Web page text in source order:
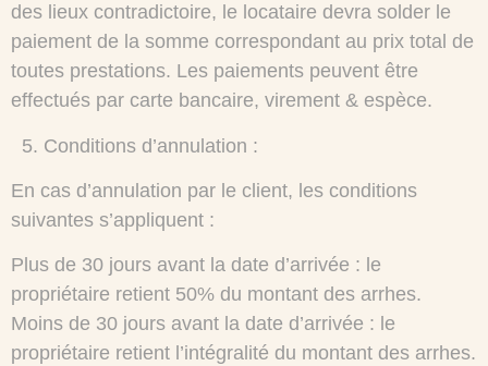
des lieux contradictoire, le locataire devra solder le
paiement de la somme correspondant au prix total de
toutes prestations. Les paiements peuvent être
effectués par carte bancaire, virement & espèce.
5.⁠ ⁠Conditions d’annulation :
En cas d’annulation par le client, les conditions
suivantes s’appliquent :
Plus de 30 jours avant la date d’arrivée : le
propriétaire retient 50% du montant des arrhes.
Moins de 30 jours avant la date d’arrivée : le
propriétaire retient l’intégralité du montant des arrhes.